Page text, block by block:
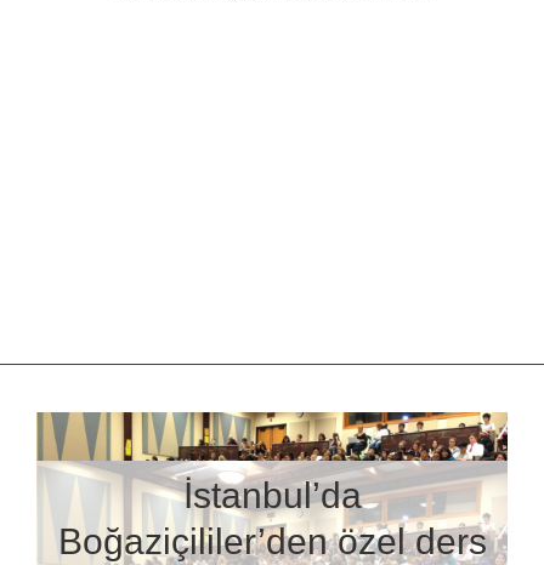
İstanbul’da
Boğaziçililer’den özel ders